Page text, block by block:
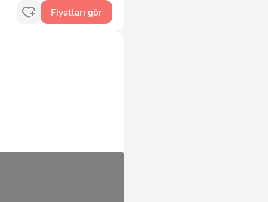
Fiyatları gör